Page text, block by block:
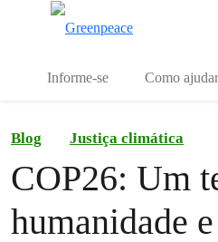
Informe-se Como ajudar
Blog Justiça climática
COP26: Um
humanidade